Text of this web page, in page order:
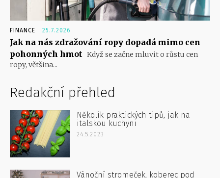
FINANCE 25.7.2026
Jak na nás zdražování ropy dopadá mimo cen
pohonných hmot Když se začne mluvit o růstu cen
ropy, většina...
Redakční přehled
Několik praktických tipů, jak na
italskou kuchyni
24.5.2023
Vánoční stromeček, koberec pod